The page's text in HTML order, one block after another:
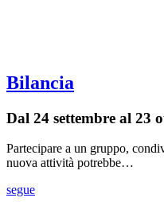
Bilancia
Dal 24 settembre al 23
Partecipare a un gruppo,
nuova attività potrebbe…
segue